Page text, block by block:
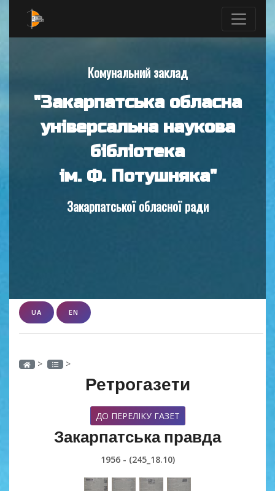
Комунальний заклад
"Закарпатська обласна
універсальна наукова
бібліотека
ім. Ф. Потушняка"
Закарпатської обласної ради
UA EN
> >
Ретрогазети
ДО ПЕРЕЛІКУ ГАЗЕТ
Закарпатська правда
1956 - (245_18.10)